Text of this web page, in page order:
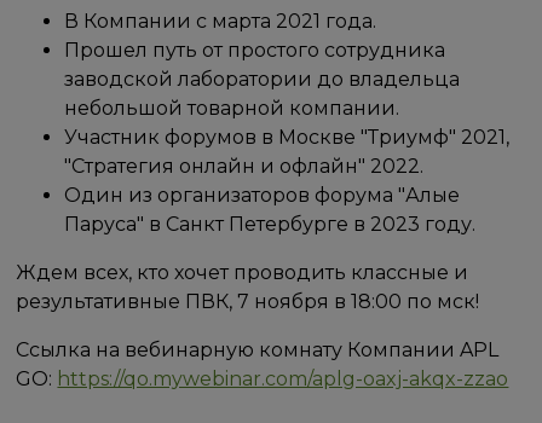
В Компании с марта 2021 года.
Прошел путь от простого сотрудника
заводской лаборатории до владельца
небольшой товарной компании.
Участник форумов в Москве "Триумф" 2021,
"Стратегия онлайн и офлайн" 2022.
Один из организаторов форума "Алые
Паруса" в Санкт Петербурге в 2023 году.
Ждем всех, кто хочет проводить классные и
результативные ПВК, 7 ноября в 18:00 по мск!
Ссылка на вебинарную комнату Компании APL
GO: https://qo.mywebinar.com/aplg-oaxj-akqx-zzao